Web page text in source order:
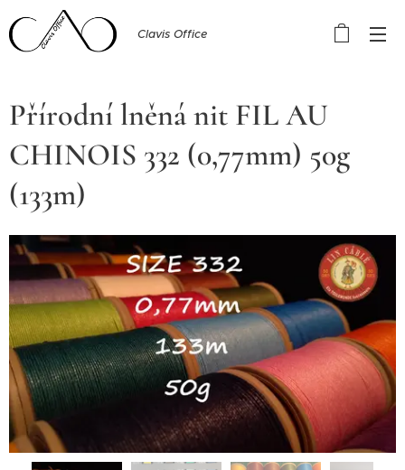
Clavis Office
Přírodní lněná nit FIL AU
CHINOIS 332 (0,77mm) 50g
(133m)